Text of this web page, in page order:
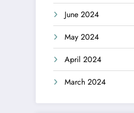
June 2024
May 2024
April 2024
March 2024